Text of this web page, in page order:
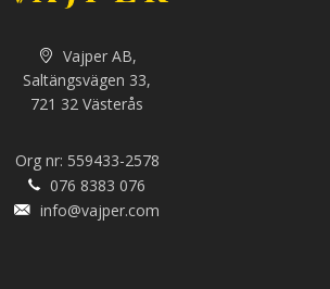
Vajper AB,
Saltängsvägen 33,
721 32 Västerås
Org nr: 559433-2578
076 8383 076
info@vajper.com